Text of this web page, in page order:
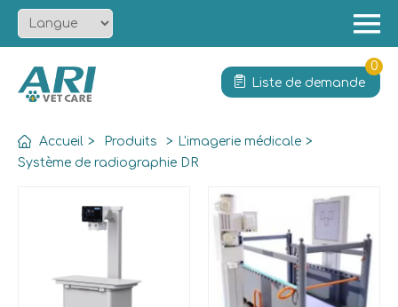
Solution
Actualités
Liste de demande
0
Accueil > Produits > L'imagerie médicale >
Système de radiographie DR